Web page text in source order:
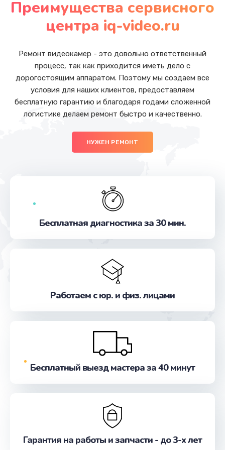
Заказать
от 1100 руб.
Заказать
Замена экрана
от 1145 руб.
Замена кнопки громкости
Ремонт микросхемы зарядки
от 1100 руб.
Заказать
Ремонт кнопки питания
от 550 руб.
Заказать
от 550 руб.
Заказать
Ремонт SIM-карты
от 550 руб.
Заказать
Замена Bluetooth модуля
от 880 руб.
Преимущества сервисного
центра iq-video.ru
Ремонт видеокамер - это довольно ответственный
процесс, так как приходится иметь дело с
дорогостоящим аппаратом. Поэтому мы создаем все
условия для наших клиентов, предоставляем
бесплатную гарантию и благодаря годами сложенной
логистике делаем ремонт быстро и качественно.
НУЖЕН РЕМОНТ
Бесплатная диагностика за 30 мин.
Работаем с юр. и физ. лицами
Бесплатный выезд мастера за 40 минут
Гарантия на работы и запчасти - до 3-х лет